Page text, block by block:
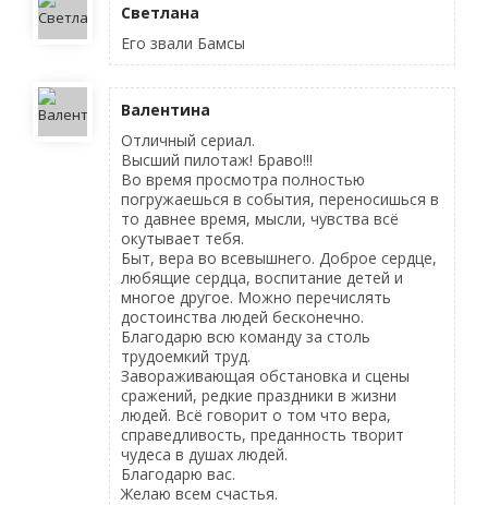
Светлана
Его звали Бамсы
Валентина
Отличный сериал.
Высший пилотаж! Браво!!!
Во время просмотра полностью
погружаешься в события, переносишься в
то давнее время, мысли, чувства всё
окутывает тебя.
Быт, вера во всевышнего. Доброе сердце,
любящие сердца, воспитание детей и
многое другое. Можно перечислять
достоинства людей бесконечно.
Благодарю всю команду за столь
трудоемкий труд.
Завораживающая обстановка и сцены
сражений, редкие праздники в жизни
людей. Всё говорит о том что вера,
справедливость, преданность творит
чудеса в душах людей.
Благодарю вас.
Желаю всем счастья.